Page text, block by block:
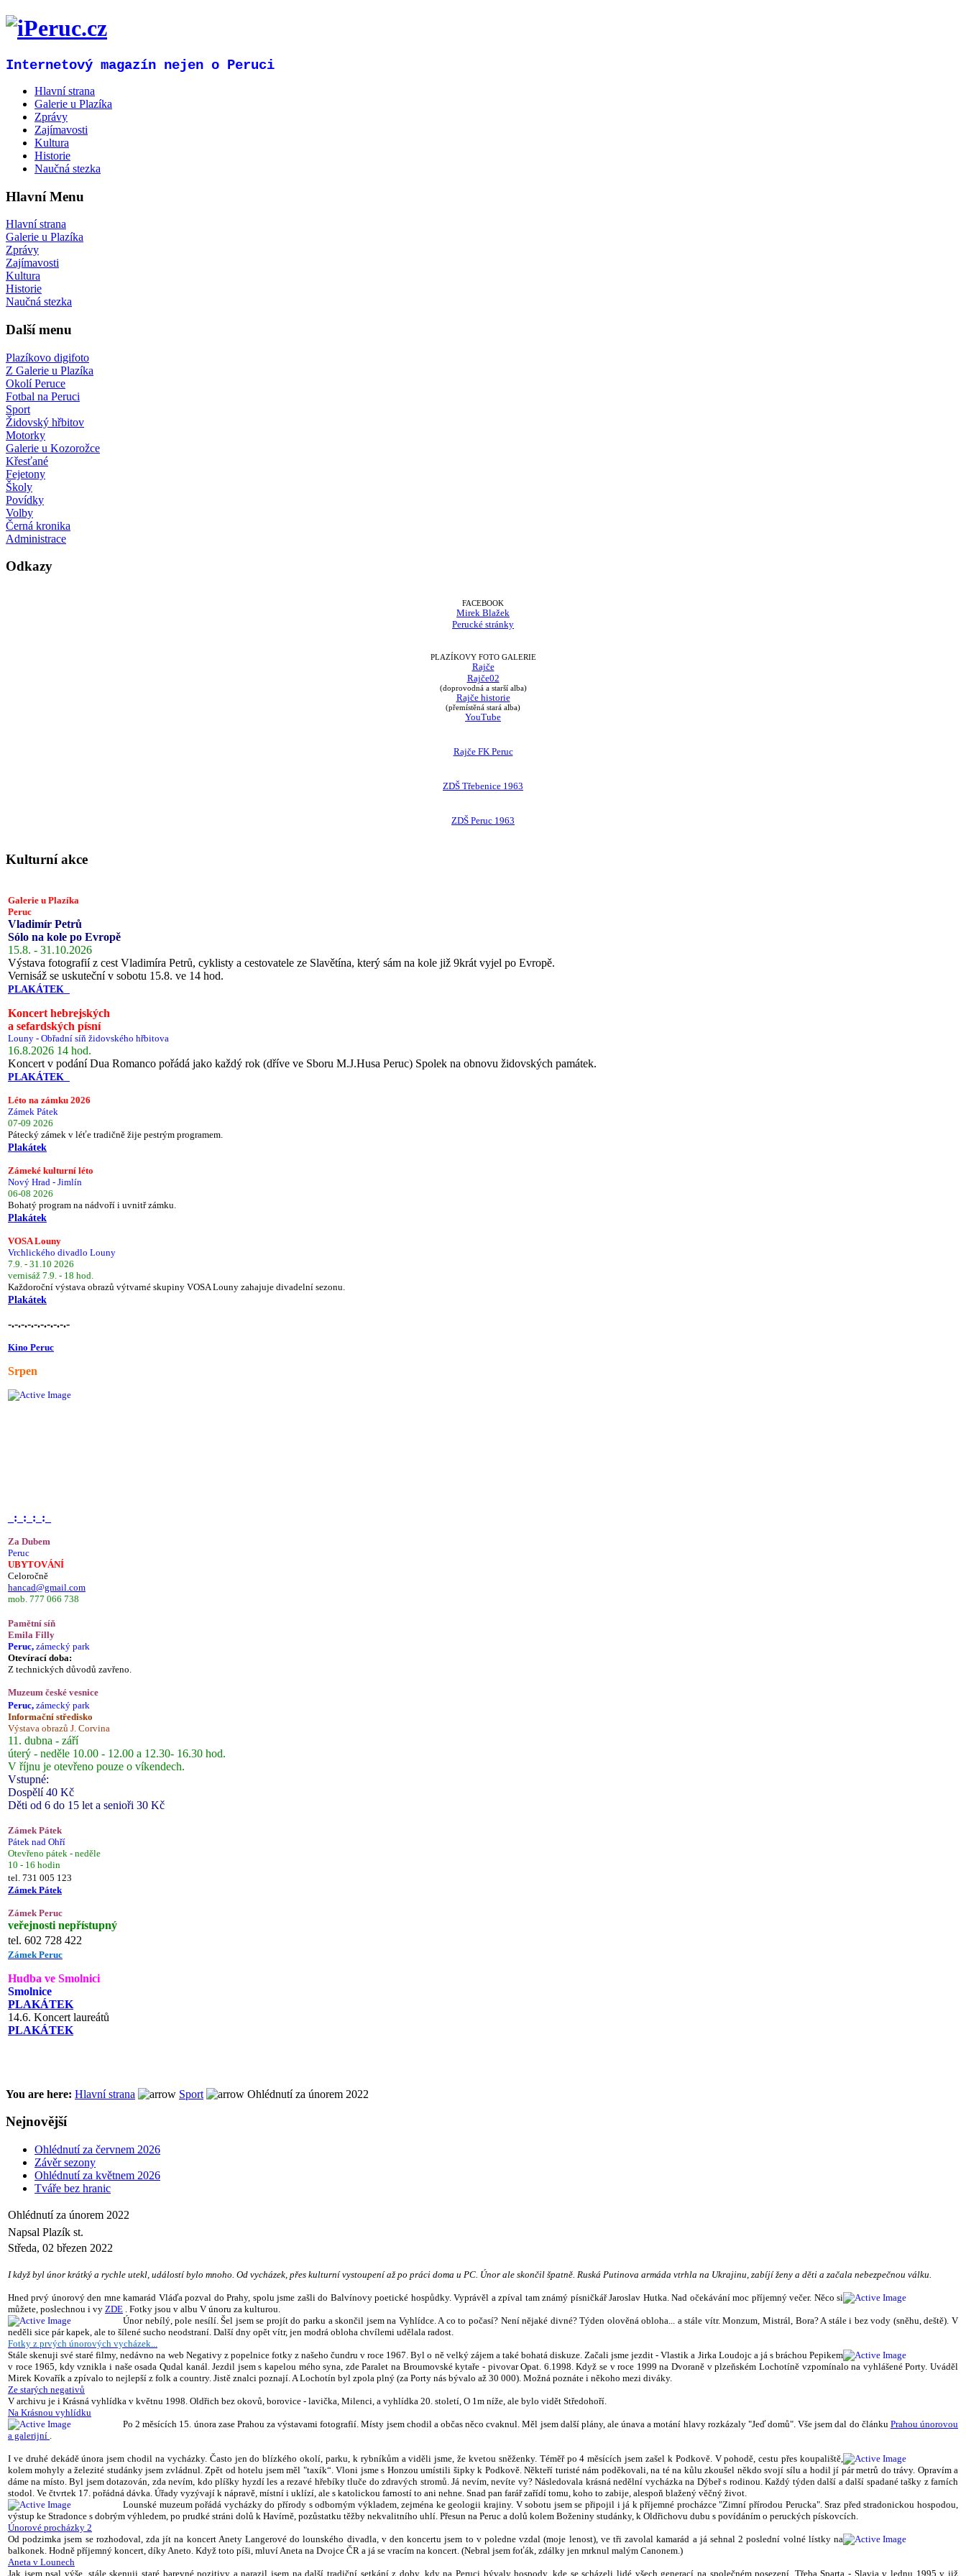
Internetový magazín nejen o Peruci
Hlavní strana
Galerie u Plazíka
Zprávy
Zajímavosti
Kultura
Historie
Naučná stezka
Hlavní Menu
Hlavní strana
Galerie u Plazíka
Zprávy
Zajímavosti
Kultura
Historie
Naučná stezka
Další menu
Plazíkovo digifoto
Z Galerie u Plazíka
Okolí Peruce
Fotbal na Peruci
Sport
Židovský hřbitov
Motorky
Galerie u Kozorožce
Křesťané
Fejetony
Školy
Povídky
Volby
Černá kronika
Administrace
Odkazy
FACEBOOK
Mirek Blažek
Perucké stránky
PLAZÍKOVY FOTO GALERIE
Rajče
Rajče02
(doprovodná a starší alba)
Rajče historie
(přemístěná stará alba)
YouTube
Rajče FK Peruc
ZDŠ Třebenice 1963
ZDŠ Peruc 1963
Kulturní akce
Galerie u Plazíka
Peruc
Vladimír Petrů
Sólo na kole po Evropě
15.8. - 31.10.2026
Výstava fotografií z cest Vladimíra Petrů, cyklisty a cestovatele ze Slavětína, který sám na kole již 9krát vyjel po Evropě.
Vernisáž se uskuteční v sobotu 15.8. ve 14 hod.
PLAKÁTEK
Koncert hebrejských
a sefardských písní
Louny - Obřadní síň židovského hřbitova
16.8.2026 14 hod.
Koncert v podání Dua Romanco pořádá jako každý rok (dříve ve Sboru M.J.Husa Peruc) Spolek na obnovu židovských památek.
PLAKÁTEK
Léto na zámku 2026
Zámek Pátek
07-09 2026
Pátecký zámek v léťe tradičně žije pestrým programem.
Plakátek
Zámeké kulturní léto
Nový Hrad - Jimlín
06-08 2026
Bohatý program na nádvoří i uvnitř zámku.
Plakátek
VOSA Louny
Vrchlického divadlo Louny
7.9. - 31.10 2026
vernisáž 7.9. - 18 hod.
Každoroční výstava obrazů výtvarné skupiny VOSA Louny zahajuje divadelní sezonu.
Plakátek
-.-.-.-.-.-.-.-.-.-
Kino Peruc
Srpen
_:_:_:_:_
Za Dubem
Peruc
UBYTOVÁNÍ
Celoročně
hancad@gmail.com
mob. 777 066 738
Pamětní síň
Emila Filly
Peruc, zámecký park
Otevírací doba:
Z technických důvodů zavřeno.
Muzeum české vesnice
Peruc, zámecký park
Informační středisko
Výstava obrazů J. Corvina
11. dubna - září
úterý - neděle 10.00 - 12.00 a 12.30- 16.30 hod.
V říjnu je otevřeno pouze o víkendech.
Vstupné:
Dospělí 40 Kč
Děti od 6 do 15 let a senioři 30 Kč
Zámek Pátek
Pátek nad Ohří
Otevřeno pátek - neděle
10 - 16 hodin
tel. 731 005 123
Zámek Pátek
Zámek Peruc
veřejnosti nepřístupný
tel. 602 728 422
Zámek Peruc
Hudba ve Smolnici
Smolnice
PLAKÁTEK
14.6. Koncert laureátů
PLAKÁTEK
You are here: Hlavní strana Sport Ohlédnutí za únorem 2022
Nejnovější
Ohlédnutí za červnem 2026
Závěr sezony
Ohlédnutí za květnem 2026
Tváře bez hranic
Ohlédnutí za únorem 2022
Napsal Plazík st.
Středa, 02 březen 2022
I když byl únor krátký a rychle utekl, událostí bylo mnoho. Od vycházek, přes kulturní vystoupení až po práci doma u PC. Únor ale skončil špatně. Ruská Putinova armáda vtrhla na Ukrajinu, zabíjí ženy a děti a začala nebezpečnou válku.
Hned prvý únorový den mne kamarád Vláďa pozval do Prahy, spolu jsme zašli do Balvínovy poetické hospůdky. Vyprávěl a zpíval tam známý písničkář Jaroslav Hutka. Nad očekávání moc příjemný večer. Něco si
můžete, poslechnou i vy ZDE . Fotky jsou v albu V únoru za kulturou.
Únor nebílý, pole nesílí. Šel jsem se projít do parku a skončil jsem na Vyhlídce. A co to počasí? Není nějaké divné? Týden olověná obloha... a stále vítr. Monzum, Mistrál, Bora? A stále i bez vody (sněhu, deště). V
neděli sice pár kapek, ale to šílené sucho neodstraní. Další dny opět vítr, jen modrá obloha chvílemi udělala radost.
Fotky z prvých únorových vycházek...
Stále skenuji své staré filmy, nedávno na web Negativy z popelnice fotky z našeho čundru v roce 1967.Byl o ně velký zájem a také bohatá diskuze. Začali jsme jezdit - Vlastik a Jirka Loudojc a já s bráchou Pepikem
v roce 1965, kdy vznikla i naše osada Qudal kanál. Jezdil jsem s kapelou mého syna, zde Paralet na Broumovské kytaře - pivovar Opat. 6.1998. Když se v roce 1999 na Dvoraně v plzeňském Lochotíně vzpomínalo na vyhlášené Porty. Uváděl
Mirek Kovařík a zpívalo to nejlepší z folk a country. Jistě znalci poznají. A Lochotín byl zpola plný (za Porty nás bývalo až 30 000). Možná poznáte i někoho mezi diváky.
Ze starých negativů
V archivu je i Krásná vyhlídka v květnu 1998. Oldřich bez okovů, borovice - lavička, Milenci, a vyhlídka 20. století, O 1m níže, ale bylo vidět Středohoří.
Na Krásnou vyhlídku
Po 2 měsících 15. února zase Prahou za výstavami fotografií. Místy jsem chodil a občas něco cvaknul. Měl jsem další plány, ale únava a motání hlavy rozkázaly "Jeď domů". Vše jsem dal do článku Prahou únorovou
a galerijní .
I ve druhé dekádě února jsem chodil na vycházky. Často jen do blízkého okolí, parku, k rybníkům a viděli jsme, že kvetou sněženky. Téměř po 4 měsících jsem zašel k Podkově. V pohodě, cestu přes koupaliště,
kolem mohyly a železité studánky jsem zvládnul. Zpět od hotelu jsem měl "taxík“. Vloni jsme s Honzou umístili šipky k Podkově. Někteří turisté nám poděkovali, na té na kůlu zkoušel někdo svojí sílu a hodil jí pár metrů do trávy. Opravím a
dáme na místo. Byl jsem dotazován, zda nevím, kdo plíšky hyzdí les a rezavé hřebíky tluče do zdravých stromů. Já nevím, nevíte vy? Následovala krásná nedělní vycházka na Dýbeř s rodinou. Každý týden další a další spadané tašky z farních
stodol. Ve čtvrtek 17. pořádná dávka. Úřady vyzývají k nápravě, místní i uklízí, ale s katolickou farností to ani nehne. Snad pan farář zařídí tomu, koho to zabije, alespoň blažený věčný život.
Lounské muzeum pořádá vycházky do přírody s odborným výkladem, zejména ke geologii krajiny. V sobotu jsem se připojil i já k příjemné procházce "Zimní přírodou Perucka". Sraz před stradonickou hospodou,
výstup ke Stradonce s dobrým výhledem, po prudké stráni dolů k Havírně, pozůstatku těžby nekvalitního uhlí. Přesun na Peruc a dolů kolem Boženiny studánky, k Oldřichovu dubu s povídáním o peruckých pískovcích.
Únorové procházky 2
Od podzimka jsem se rozhodoval, zda jít na koncert Anety Langerové do lounského divadla, v den koncertu jsem to v poledne vzdal (moje lenost), ve tři zavolal kamarád a já sehnal 2 poslední volné lístky na
balkonek. Hodně příjemný koncert, díky Aneto. Když toto píši, mluví Aneta na Dvojce ČR a já se vracím na koncert. (Nebral jsem foťák, zdálky jen mrknul malým Canonem.)
Aneta v Lounech
Jak jsem psal výše, stále skenuji staré barevné pozitivy a narazil jsem na další tradiční setkání z doby, kdy na Peruci bývaly hospody, kde se scházeli lidé všech generací na společném posezení. Třeba Sparta - Slavia v lednu 1995 v již